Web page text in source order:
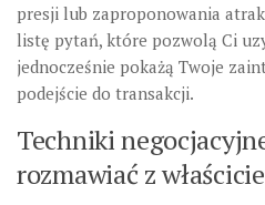
presji lub zaproponowania
listę pytań, które pozwolą Ci
jednocześnie pokażą Twoje
podejście do transakcji.
Techniki
rozmawiać z